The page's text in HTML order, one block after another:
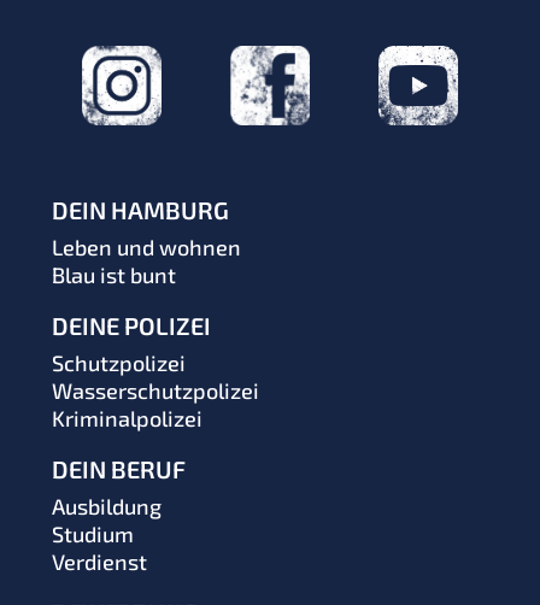
DEIN HAMBURG
Leben und wohnen
Blau ist bunt
DEINE POLIZEI
Schutzpolizei
Wasserschutzpolizei
Kriminalpolizei
DEIN BERUF
Ausbildung
Studium
Verdienst